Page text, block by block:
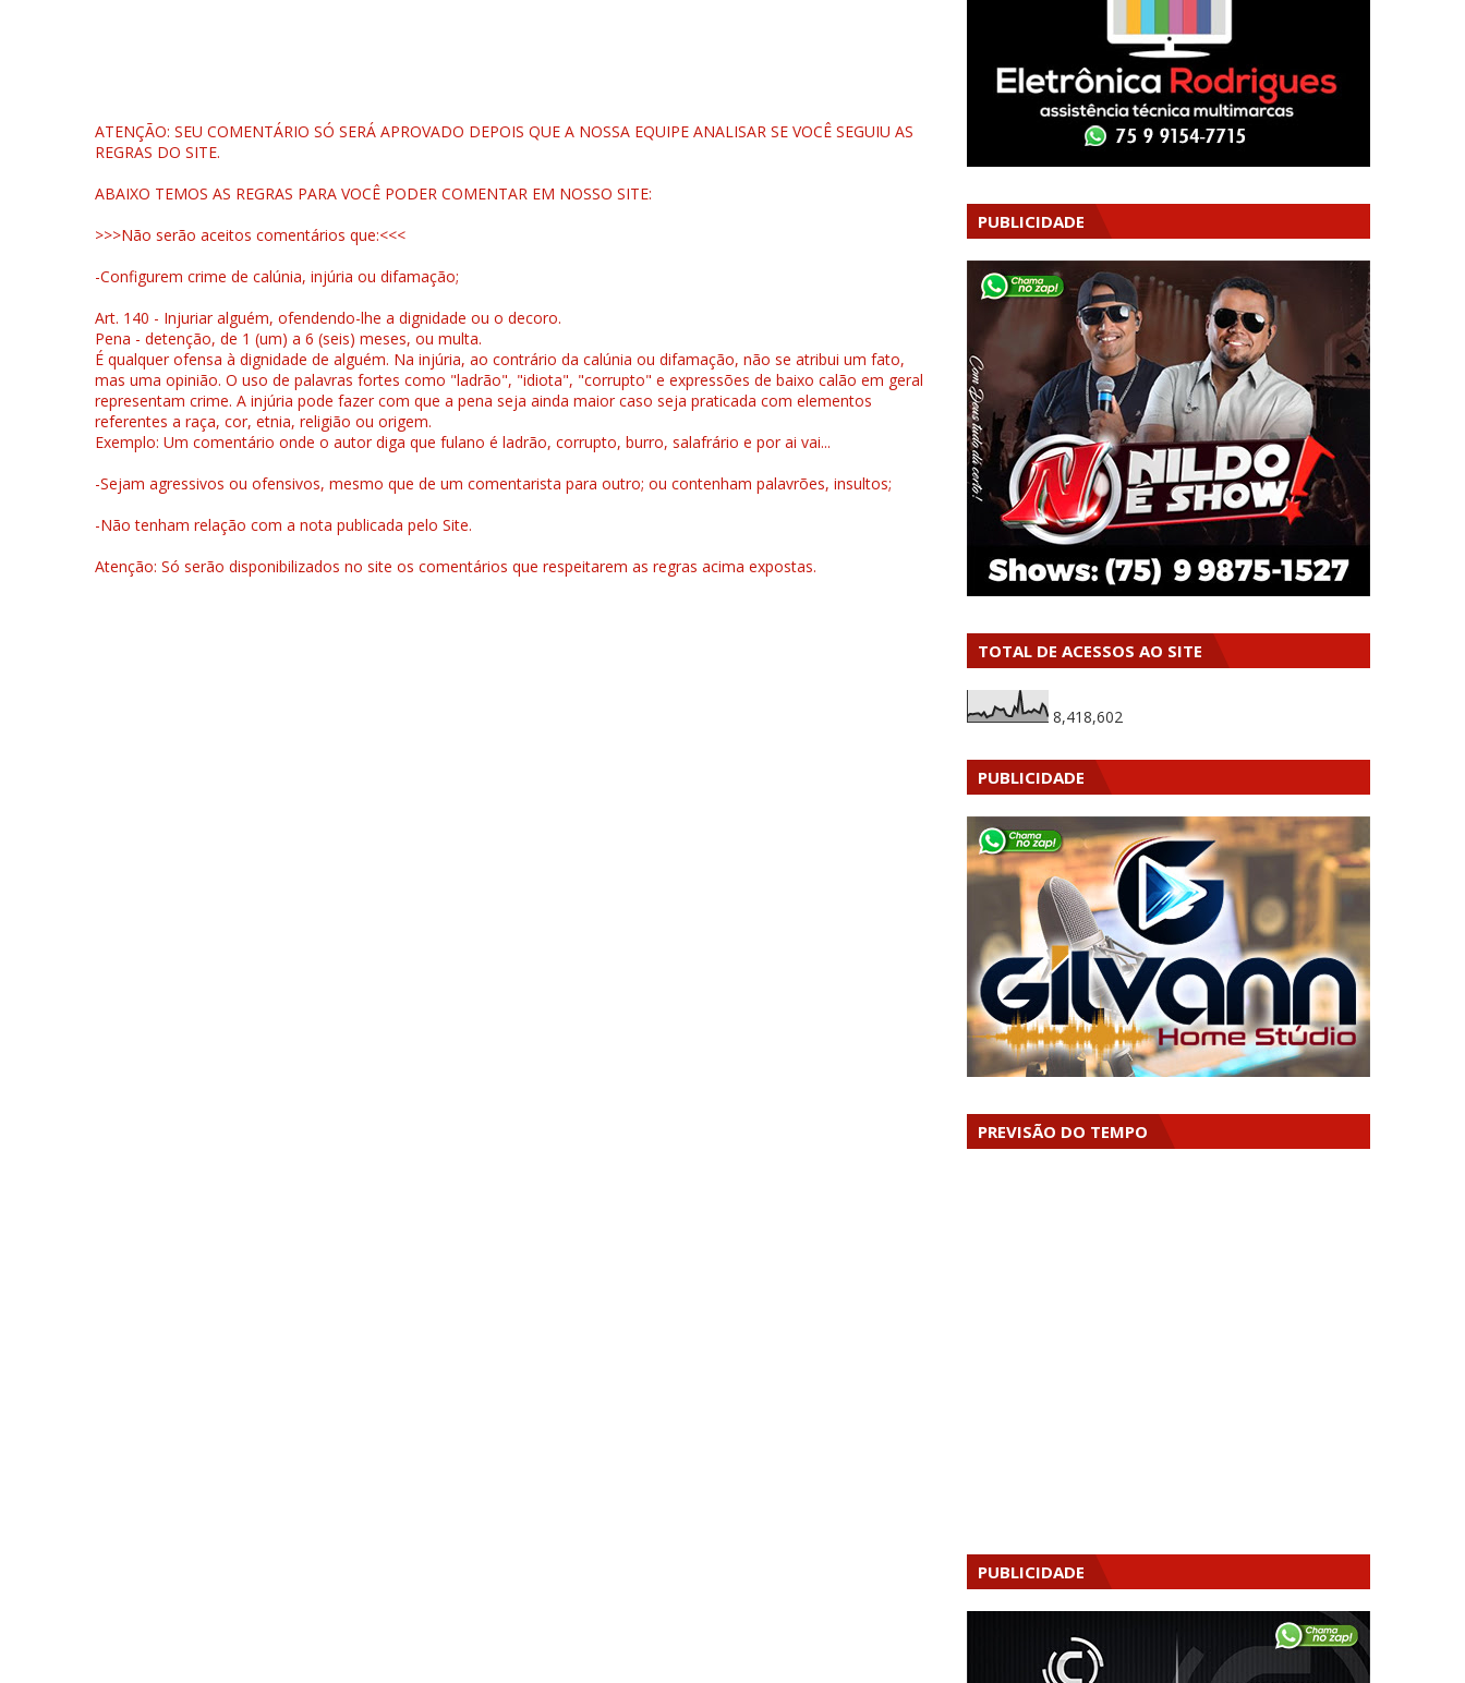
ATENÇÃO: SEU COMENTÁRIO SÓ SERÁ APROVADO DEPOIS QUE A NOSSA EQUIPE ANALISAR SE VOCÊ SEGUIU AS
REGRAS DO SITE.
ABAIXO TEMOS AS REGRAS PARA VOCÊ PODER COMENTAR EM NOSSO SITE:
>>>Não serão aceitos comentários que:<<<
-Configurem crime de calúnia, injúria ou difamação;
Art. 140 - Injuriar alguém, ofendendo-lhe a dignidade ou o decoro.
Pena - detenção, de 1 (um) a 6 (seis) meses, ou multa.
É qualquer ofensa à dignidade de alguém. Na injúria, ao contrário da calúnia ou difamação, não se atribui um fato,
mas uma opinião. O uso de palavras fortes como "ladrão", "idiota", "corrupto" e expressões de baixo calão em geral
representam crime. A injúria pode fazer com que a pena seja ainda maior caso seja praticada com elementos
referentes a raça, cor, etnia, religião ou origem.
Exemplo: Um comentário onde o autor diga que fulano é ladrão, corrupto, burro, salafrário e por ai vai...
-Sejam agressivos ou ofensivos, mesmo que de um comentarista para outro; ou contenham palavrões, insultos;
-Não tenham relação com a nota publicada pelo Site.
Atenção: Só serão disponibilizados no site os comentários que respeitarem as regras acima expostas.
PUBLICIDADE
TOTAL DE ACESSOS AO SITE
8,418,602
PUBLICIDADE
PREVISÃO DO TEMPO
PUBLICIDADE